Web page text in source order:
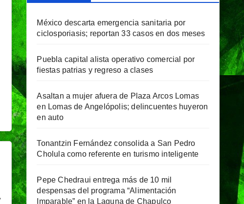
México descarta emergencia sanitaria por
ciclosporiasis; reportan 33 casos en dos meses
Puebla capital alista operativo comercial por
fiestas patrias y regreso a clases
Asaltan a mujer afuera de Plaza Arcos Lomas
en Lomas de Angelópolis; delincuentes huyeron
en auto
Tonantzin Fernández consolida a San Pedro
Cholula como referente en turismo inteligente
Pepe Chedraui entrega más de 10 mil
despensas del programa “Alimentación
Imparable” en la Laguna de Chapulco